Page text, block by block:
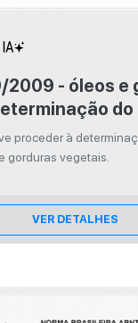
do
proceder à
gorduras vegetais.
VER DETALHES